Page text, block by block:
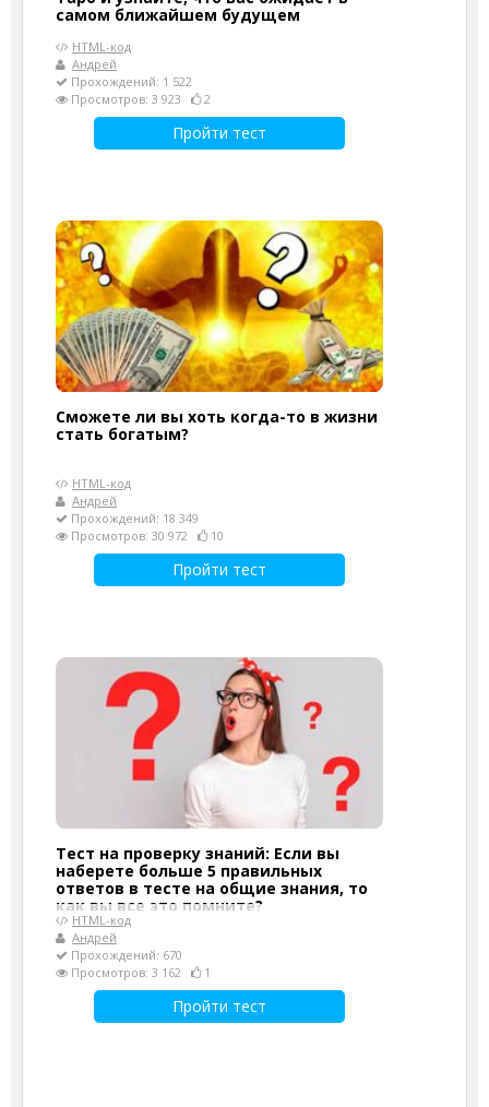
самом ближайшем будущем
HTML-код
Андрей
Прохождений: 1 522
Просмотров: 3 923
2
Пройти тест
Сможете ли вы хоть когда-то в жизни
стать богатым?
HTML-код
Андрей
Прохождений: 18 349
Просмотров: 30 972
10
Пройти тест
Тест на проверку знаний: Если вы
наберете больше 5 правильных
ответов в тесте на общие знания, то
как вы все это помните?
HTML-код
Андрей
Прохождений: 670
Просмотров: 3 162
1
Пройти тест